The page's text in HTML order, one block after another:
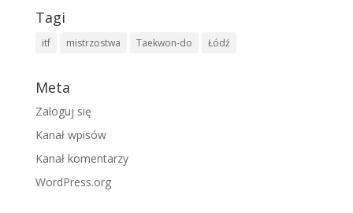
Tagi
itf mistrzostwa Taekwon-do Łódź
Meta
Zaloguj się
Kanał wpisów
Kanał komentarzy
WordPress.org